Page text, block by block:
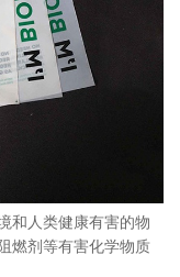
和人类健康有害的物
燃剂等有害化学物质